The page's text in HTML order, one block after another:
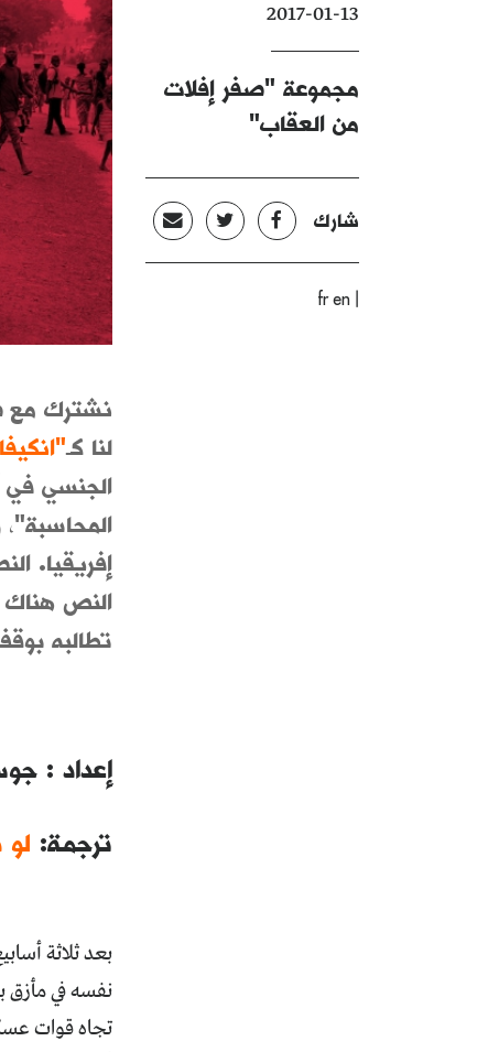
2017-01-13
مجموعة "صفر إفلات
من العقاب"
شارك
|
fr en
نشترك مع
لنا كـ
الجنسي في
إفريقيا.
النص هناك
تطالبه
إعداد :
ترجمة:
نفسه في مأزق
تجاه قوات